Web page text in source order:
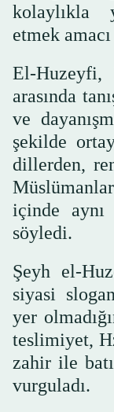
kolaylıkla
etmek
El-Huzeyfi,
arasında
ve
şekilde
dillerden,
içinde
söyledi.
Şeyh el-
siyasi
yer
teslimiyet,
zahir ile
vurguladı.